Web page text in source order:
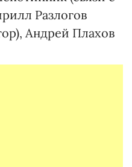
Разлогов
Андрей Плахов